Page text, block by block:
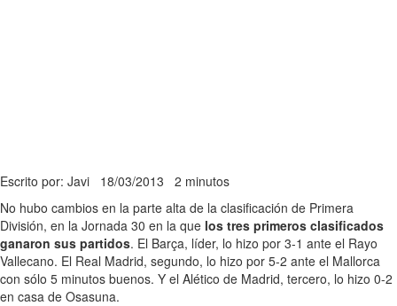
Escrito por: Javi 18/03/2013 2 minutos
No hubo cambios en la parte alta de la clasificación de Primera
División, en la Jornada 30 en la que los tres primeros clasificados
ganaron sus partidos. El Barça, líder, lo hizo por 3-1 ante el Rayo
Vallecano. El Real Madrid, segundo, lo hizo por 5-2 ante el Mallorca
con sólo 5 minutos buenos. Y el Alético de Madrid, tercero, lo hizo 0-2
en casa de Osasuna.